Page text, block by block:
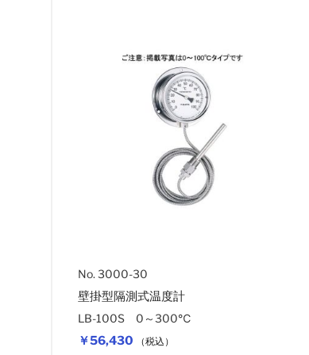
￥56,430 （税込）
No. 3000-30
壁掛型隔測式温度計
LB-100S 0～300℃